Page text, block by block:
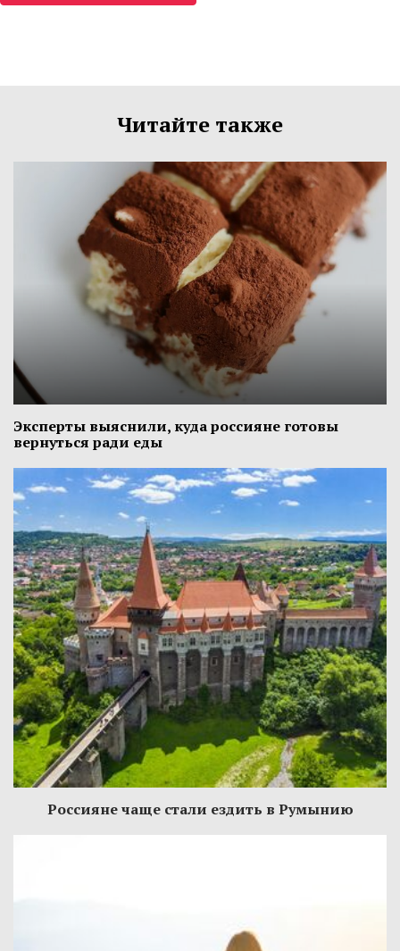
Читайте также
Эксперты выяснили, куда россияне готовы
вернуться ради еды
Россияне чаще стали ездить в Румынию